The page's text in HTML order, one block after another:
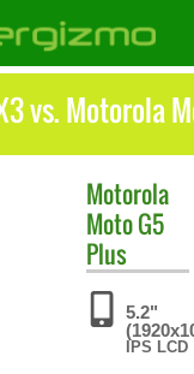
vs. Motorola
Motorola
Moto G5
Plus
5.2"
IPS LCD